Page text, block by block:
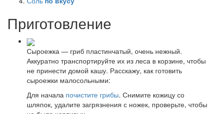
Приготовление
Сыроежка — гриб пластинчатый, очень нежный.
Аккуратно транспортируйте их из леса в корзине, чтобы
не принести домой кашу. Расскажу, как готовить
сыроежки малосольными:
Для начала почистите грибы. Снимите кожицу со
шляпок, удалите загрязнения с ножек, проверьте, чтобы